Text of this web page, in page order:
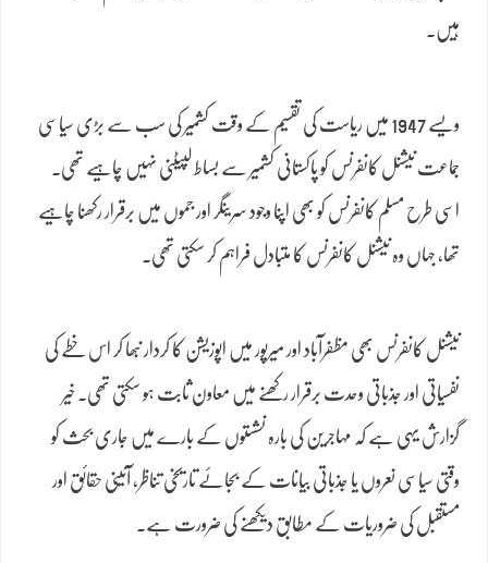
ہیں۔
ویسے 1947 میں ریاست کی تقسیم کے وقت کشمیر کی سب سے بڑی سیاسی
جماعت نیشنل کانفرنس کو پاکستانی کشمیر سے بساط لپیٹنی نہیں چاہیے تھی۔
اسی طرح مسلم کانفرنس کو بھی اپنا وجود سرینگر اور جموں میں برقرار رکھنا چاہیے
تھا، جہاں وہ نیشنل کانفرنس کا متبادل فراہم کر سکتی تھی۔
نیشنل کانفرنس بھی مظفرآباد اور میرپور میں اپوزیشن کا کردار نبھا کر اس خطے کی
نفسیاتی اور جذباتی وحدت برقرار رکھنے میں معاون ثابت ہو سکتی تھی۔ خیر
گزارش یہی ہے کہ مہاجرین کی بارہ نشستوں کے بارے میں جاری بحث کو
وقتی سیاسی نعروں یا جذباتی بیانات کے بجائے تاریخی تناظر، آئینی حقائق اور
مستقبل کی ضروریات کے مطابق دیکھنے کی ضرورت ہے۔